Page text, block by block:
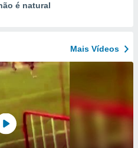
é natural
Mais Vídeos